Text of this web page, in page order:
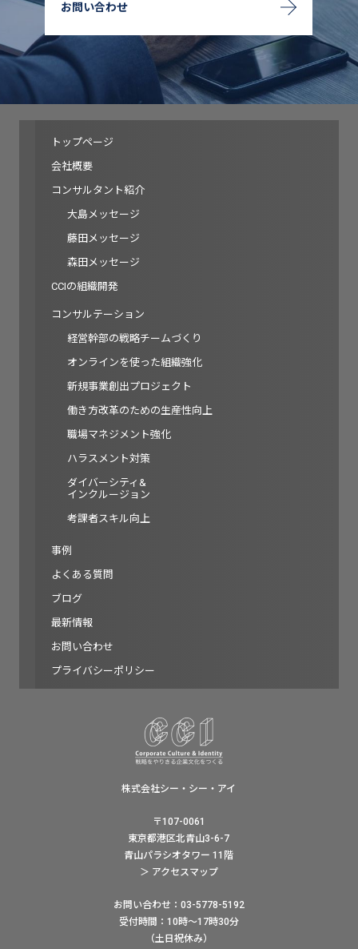
お問い合わせ
トップページ
会社概要
コンサルタント紹介
大島メッセージ
藤田メッセージ
森田メッセージ
CCIの組織開発
コンサルテーション
経営幹部の戦略チームづくり
オンラインを使った組織強化
新規事業創出プロジェクト
働き方改革のための生産性向上
職場マネジメント強化
ハラスメント対策
ダイバーシティ&
インクルージョン
考課者スキル向上
事例
よくある質問
ブログ
最新情報
お問い合わせ
プライバシーポリシー
株式会社シー・シー・アイ
〒107-0061
東京都港区北青山3-6-7
青山パラシオタワー 11階
＞ アクセスマップ
お問い合わせ：03-5778-5192
受付時間：10時〜17時30分
（土日祝休み）